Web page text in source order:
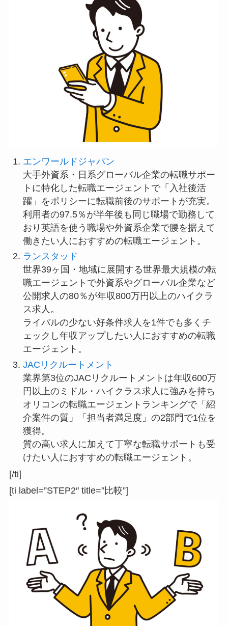
エンワールドジャパン
大手外資系・日系グローバル企業の転職サポー
トに特化した転職エージェントで「入社後活
躍」をポリシーに転職前後のサポートが充実。
利用者の97.5％が半年後も同じ職場で勤務して
おり英語を使う職場や外資系企業で腰を据えて
働きたい人におすすめの転職エージェント。
ランスタッド
世界39ヶ国・地域に展開する世界最大規模の転
職エージェントで外資系やグローバル企業など
公開求人の80％が年収800万円以上のハイクラ
ス求人。
ライバルの少ない好条件求人を1件でも多くチ
ェックし年収アップしたい人におすすめの転職
エージェント。
JACリクルートメント
業界第3位のJACリクルートメントは年収600万
円以上のミドル・ハイクラス求人に強みを持ち
オリコンの転職エージェントランキングで「紹
介案件の質」「担当者満足度」の2部門で1位を
獲得。
質の高い求人に加えて丁寧な転職サポートも受
けたい人におすすめの転職エージェント。
[/ti]
[ti label=”STEP2″ title=”比較”]